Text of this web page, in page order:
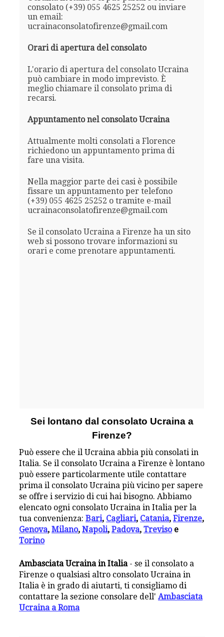
consolato (+39) 055 4625 25252 ou inviare
un email:
ucrainaconsolatofirenze@gmail.com
Orari di apertura del consolato
L'orario di apertura del consolato Ucraina
può cambiare in modo imprevisto. È
meglio chiamare il consolato prima di
recarsi.
Appuntamento nel consolato Ucraina
Attualmente molti consolati a Florence
richiedono un appuntamento prima di
fare una visita.
Nella maggior parte dei casi è possibile
fissare un appuntamento per telefono
(+39) 055 4625 25252 o tramite e-mail
ucrainaconsolatofirenze@gmail.com
Se il consolato Ucraina a Firenze ha un sito
web si possono trovare informazioni su
orari e come prenotare appuntamenti.
Sei lontano dal consolato Ucraina a
Firenze?
Può essere che il Ucraina abbia più consolati in
Italia. Se il consolato Ucraina a Firenze è lontano
può essere particolarmente utile contattare
prima il consolato Ucraina più vicino per sapere
se offre i servizio di cui hai bisogno. Abbiamo
elencato ogni consolato Ucraina in Italia per la
tua convenienza:Bari, Cagliari, Catania,Firenze,
Genova,Milano,Napoli,Padova,Trevisoe
Torino
Ambasciata Ucraina in Italia- se il consolato a
Firenze o qualsiasi altro consolato Ucraina in
Italia è in grado di aiutarti, ti consigliamo di
contattare la sezione consolare dell'Ambasciata
Ucraina a Roma